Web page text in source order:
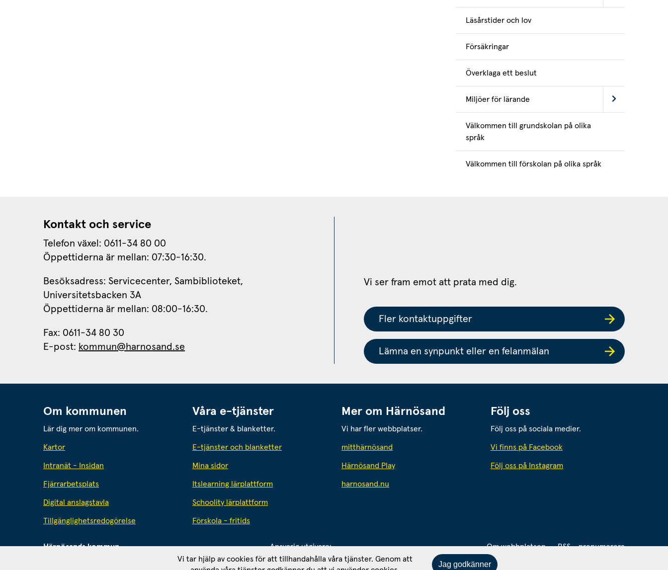
Läsårstider och lov
Försäkringar
Överklaga ett beslut
Miljöer för lärande
Välkommen till grundskolan på olika
språk
Välkommen till förskolan på olika språk
Kontakt och service
Telefon växel: 0611-34 80 00
Öppettiderna är mellan: 07:30-16:30.
Besöksadress: Servicecenter, Sambiblioteket,
Universitetsbacken 3A
Öppettiderna är mellan: 08:00-16:30.
Fax: 0611-34 80 30
E-post: kommun@harnosand.se
Vi ser fram emot att prata med dig.
Fler kontaktuppgifter
Lämna en synpunkt eller en felanmälan
Om kommunen
Lär dig mer om kommunen.
Kartor
Intranät - Insidan
Fjärrarbetsplats
Digital anslagstavla
Tillgänglighetsredogörelse
Våra e-tjänster
E-tjänster & blanketter.
E-tjänster och blanketter
Mina sidor
Itslearning lärplattform
Schoolity lärplattform
Förskola - fritids
Mer om Härnösand
Vi har fler webbplatser.
mitthärnösand
Härnösand Play
harnosand.nu
Följ oss
Följ oss på sociala medier.
Vi finns på Facebook
Följ oss på Instagram
Härnösands kommun
871 80 Härnösand. Org. nr: 212000-2403
Ansvarig utgivare:
Kommunikationschef Tomas Wahlund
Om webbplatsen
RSS - prenumerera
Vi tar hjälp av cookies för att tillhandahålla våra tjänster. Genom att
Jag godkänner